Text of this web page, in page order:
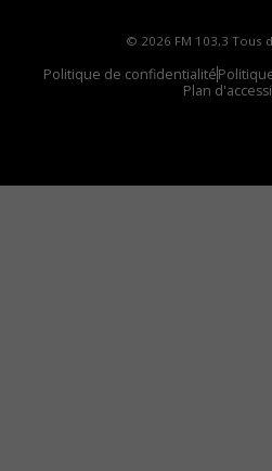
© 2026 FM 103,3 Tous
Politique de confidentialité
Plan